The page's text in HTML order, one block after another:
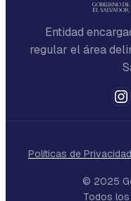
Entidad
regular el área
© 2025
Todos
Políticas de Privacidad